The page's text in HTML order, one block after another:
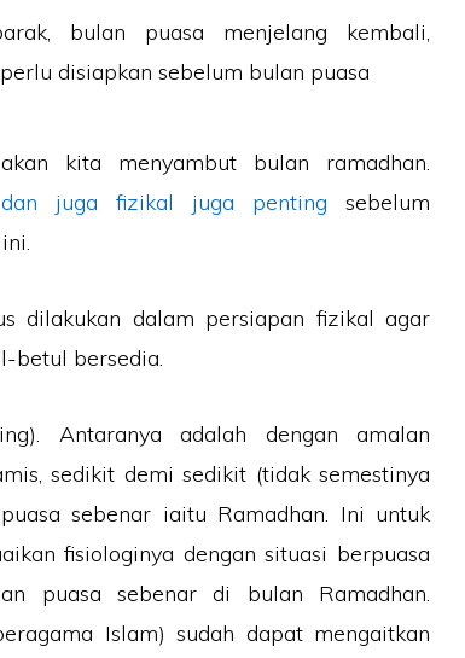
kita menyambut bulan ramadhan.
juga fizikal juga penting sebelum
dilakukan dalam persiapan fizikal agar
betul bersedia.
Antaranya adalah dengan amalan
sedikit demi sedikit (tidak semestinya
sebenar iaitu Ramadhan. Ini untuk
fisiologinya dengan situasi berpuasa
puasa sebenar di bulan Ramadhan.
Islam) sudah dapat mengaitkan